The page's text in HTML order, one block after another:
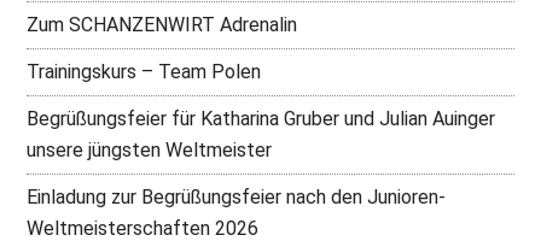
Zum SCHANZENWIRT Adrenalin
Trainingskurs – Team Polen
Begrüßungsfeier für Katharina Gruber und Julian Auinger
unsere jüngsten Weltmeister
Einladung zur Begrüßungsfeier nach den Junioren-
Weltmeisterschaften 2026